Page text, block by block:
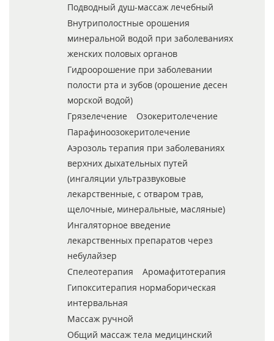
Подводный душ-массаж лечебный
Внутриполостные орошения
минеральной водой при заболеваниях
женских половых органов
Гидроорошение при заболевании
полости рта и зубов (орошение десен
морской водой)
Грязелечение
Озокеритолечение
Парафиноозокеритолечение
Аэрозоль терапия при заболеваниях
верхних дыхательных путей
(ингаляции ультразвуковые
лекарственные, с отваром трав,
щелочные, минеральные, масляные)
Ингаляторное введение
лекарственных препаратов через
небулайзер
Спелеотерапия
Аромафитотерапия
Гипокситерапия нормаборическая
интервальная
Массаж ручной
Общий массаж тела медицинский